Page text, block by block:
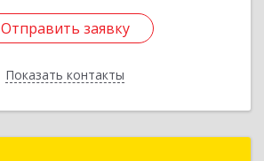
Отправить заявку
Показать контакты
Отправить заявку
Назад